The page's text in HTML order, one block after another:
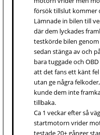
försök tillslut kommer
Lämnade in bilen till
där dem lyckades
testkörde bilen
sedan stänga av och
bara tuggade och
att det fans ett känt
utan ge några
kunde dem inte
tillbaka.
Ca 1 veckar efter så
startmotorn vrider
testade 20+ gånger